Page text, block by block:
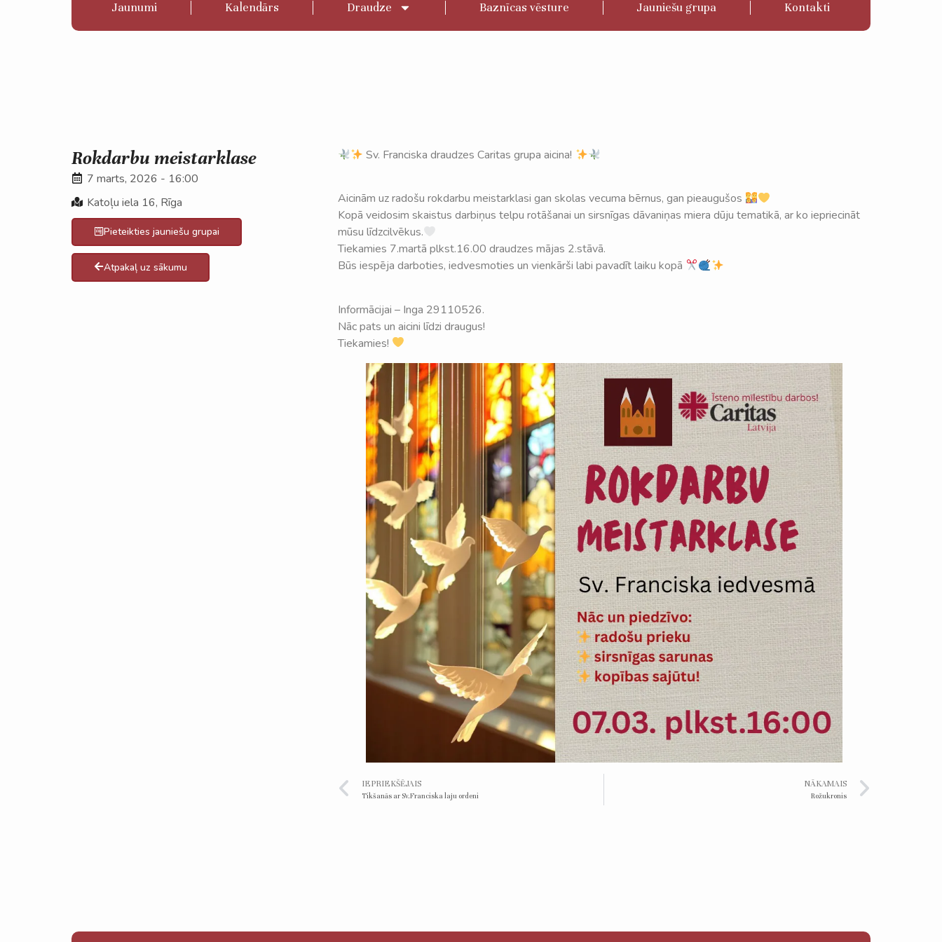
Jaunumi Kalendārs Draudze Baznīcas vēsture Jauniešu grupa Kontakti
Rokdarbu meistarklase
7 marts, 2026 - 16:00
Katoļu iela 16, Rīga
Pieteikties jauniešu grupai
Atpakaļ uz sākumu
Sv. Franciska draudzes Caritas grupa aicina!
Aicinām uz radošu rokdarbu meistarklasi gan skolas vecuma bērnus, gan pieaugušos
Kopā veidosim skaistus darbiņus telpu rotāšanai un sirsnīgas dāvaniņas miera dūju tematikā, ar ko iepriecināt
mūsu līdzcilvēkus.
Tiekamies 7.martā plkst.16.00 draudzes mājas 2.stāvā.
Būs iespēja darboties, iedvesmoties un vienkārši labi pavadīt laiku kopā
Informācijai – Inga 29110526.
Nāc pats un aicini līdzi draugus!
Tiekamies!
IEPRIEKŠĒJAIS
Tikšanās ar Sv.Franciska laju ordeni
NĀKAMAIS
Rožukronis